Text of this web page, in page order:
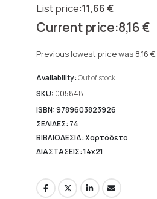
11,66€
Original
price
11,66 €.
8,16€
price
8,16 €.
Previous lowest price was 8,16 €.
Availability:Out of stock
SKU: 005848
ISBN: 9789603823926
ΣΕΛΙΔΕΣ: 74
ΒΙΒΛΙΟΔΕΣΙΑ: Χαρτόδετο
ΔΙΑΣΤΑΣΕΙΣ: 14x21